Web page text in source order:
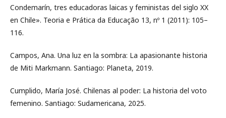
Condemarín, tres educadoras laicas y feministas del siglo XX
en Chile». Teoria e Prática da Educação 13, nº 1 (2011): 105–
116.
Campos, Ana. Una luz en la sombra: La apasionante historia
de Miti Markmann. Santiago: Planeta, 2019.
Cumplido, María José. Chilenas al poder: La historia del voto
femenino. Santiago: Sudamericana, 2025.